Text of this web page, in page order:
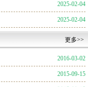
2025-02-04
2025-02-04
更多>>
2016-03-02
2015-09-15